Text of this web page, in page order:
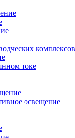
комплексов
токе
освещение